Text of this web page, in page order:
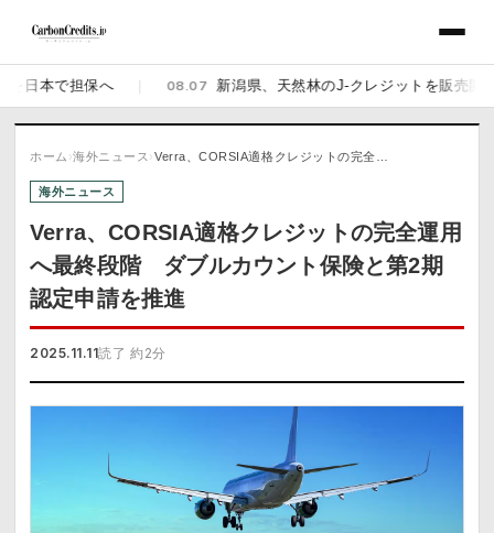
で担保へ | 08.07 新潟県、天然林のJ-クレジットを販売開始 佐
ホーム ›海外ニュース ›Verra、CORSIA適格クレジットの完全…
海外ニュース
Verra、CORSIA適格クレジットの完全運用
へ最終段階 ダブルカウント保険と第2期
認定申請を推進
2025.11.11読了 約2分